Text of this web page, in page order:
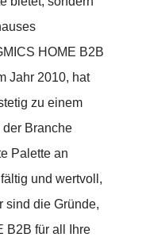
HOME B2B
Jahr 2010, hat
zu einem
Branche
Palette an
und wertvoll,
sind die Gründe,
B2B für all Ihre